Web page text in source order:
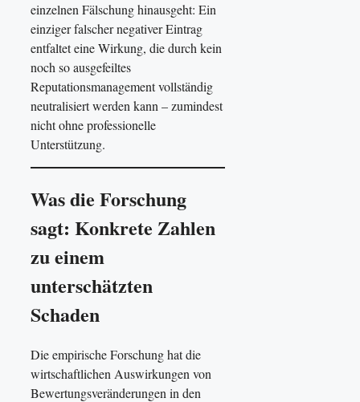
einzelnen Fälschung hinausgeht: Ein
einziger falscher negativer Eintrag
entfaltet eine Wirkung, die durch kein
noch so ausgefeiltes
Reputationsmanagement vollständig
neutralisiert werden kann – zumindest
nicht ohne professionelle
Unterstützung.
Was die Forschung
sagt: Konkrete Zahlen
zu einem
unterschätzten
Schaden
Die empirische Forschung hat die
wirtschaftlichen Auswirkungen von
Bewertungsveränderungen in den